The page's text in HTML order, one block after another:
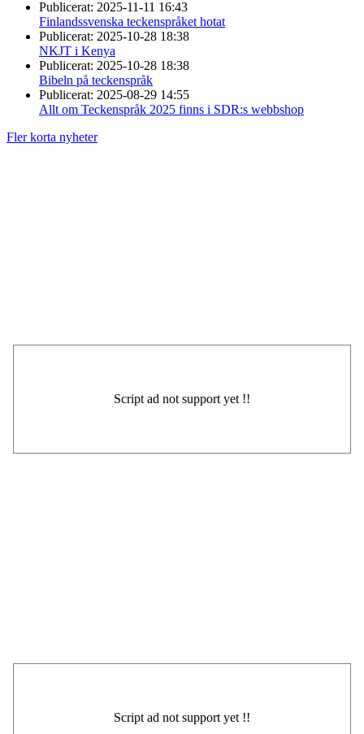
Publicerat: 2025-11-11 16:43
Finlandssvenska teckenspråket hotat
Publicerat: 2025-10-28 18:38
NKJT i Kenya
Publicerat: 2025-10-28 18:38
Bibeln på teckenspråk
Publicerat: 2025-08-29 14:55
Allt om Teckenspråk 2025 finns i SDR:s webbshop
Fler korta nyheter